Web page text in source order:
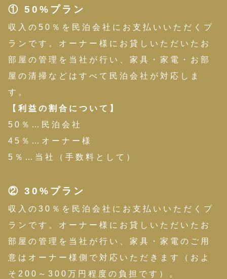
① 50%プラン
収入の50％を民泊会社にお支払いいただくプ
ランです。オーナー様にお貸しいただいたお
部屋の管理を当社が行い、家具・家電・お部
屋の清掃などはすべて民泊会社が対応しま
す。
【利益の割合について】
50％…民泊会社
45％…オーナー様
5％…当社（手数料として）
② 30%プラン
収入の30％を民泊会社にお支払いいただくプ
ランです。オーナー様にお貸しいただいたお
部屋の管理を当社が行い、家具・家電のご用
意はオーナー様側で対応いただきます（およ
そ200～300万円程度の負担です）。